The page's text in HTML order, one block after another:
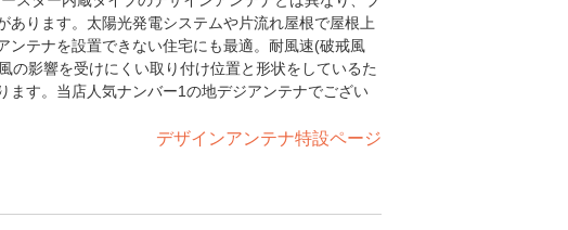
あります。太陽光発電システムや片流れ屋根で屋根上
ンテナを設置できない住宅にも最適。耐風速(破戒風
の影響を受けにくい取り付け位置と形状をしているた
ます。当店人気ナンバー1の地デジアンテナでござい
デザインアンテナ特設ページ